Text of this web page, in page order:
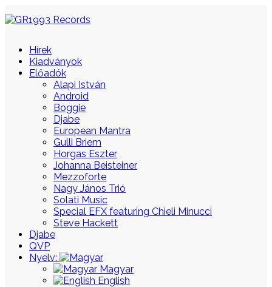
Hírek
Kiadványok
Előadók
Alapi István
Android
Boggie
Djabe
European Mantra
Gulli Briem
Horgas Eszter
Johanna Beisteiner
Mezzoforte
Nagy János Trió
Solati Music
Special EFX featuring Chieli Minucci
Steve Hackett
Djabe
QVP
Nyelv:
Magyar
English